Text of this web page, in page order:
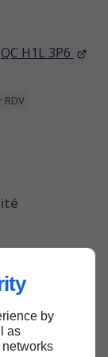
by
as
H1L 3P6
RDV